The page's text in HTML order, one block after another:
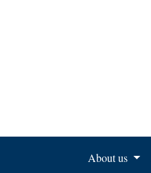
About us